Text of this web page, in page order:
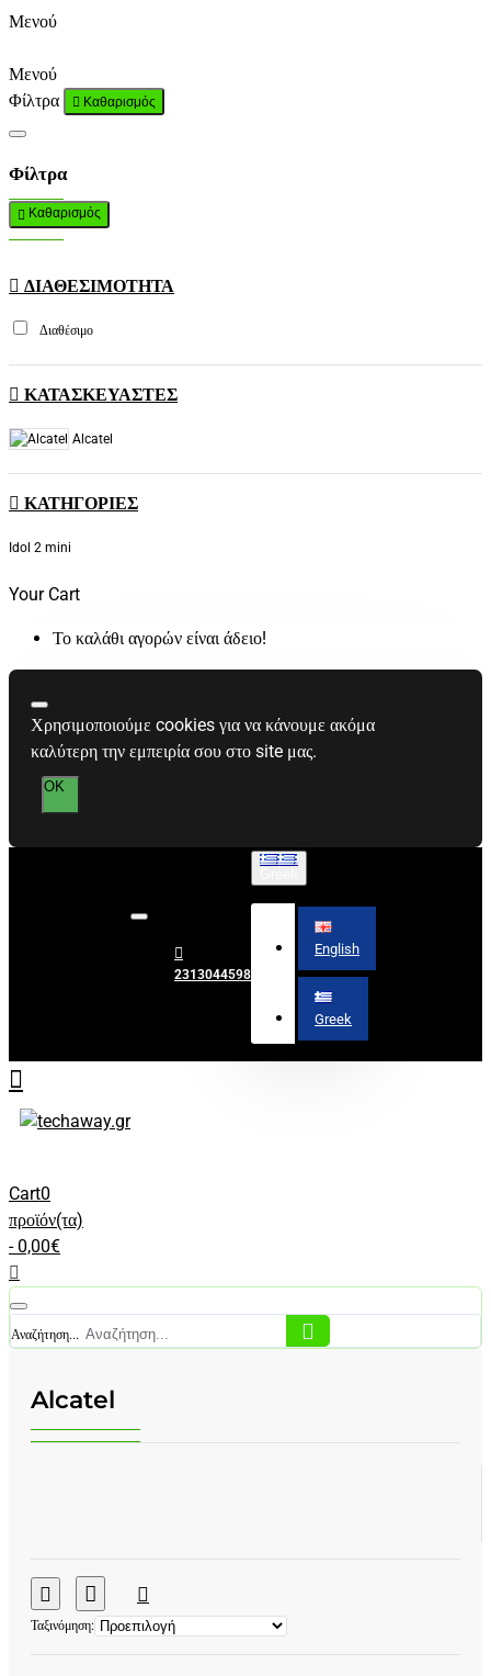
Μενού
Μενού
Φίλτρα
Καθαρισμός
Φίλτρα
Καθαρισμός
ΔΙΑΘΕΣΙΜΌΤΗΤΑ
Διαθέσιμο
ΚΑΤΑΣΚΕΥΑΣΤΕΣ
Alcatel
ΚΑΤΗΓΟΡΊΕΣ
Idol 2 mini
Your Cart
Το καλάθι αγορών είναι άδειο!
Χρησιμοποιούμε cookies για να κάνουμε ακόμα
καλύτερη την εμπειρία σου στο site μας.
OK
2313044598
English
Greek
Cart0
προϊόν(τα)
- 0,00€
Αναζήτηση...
Alcatel
Ταξινόμηση: